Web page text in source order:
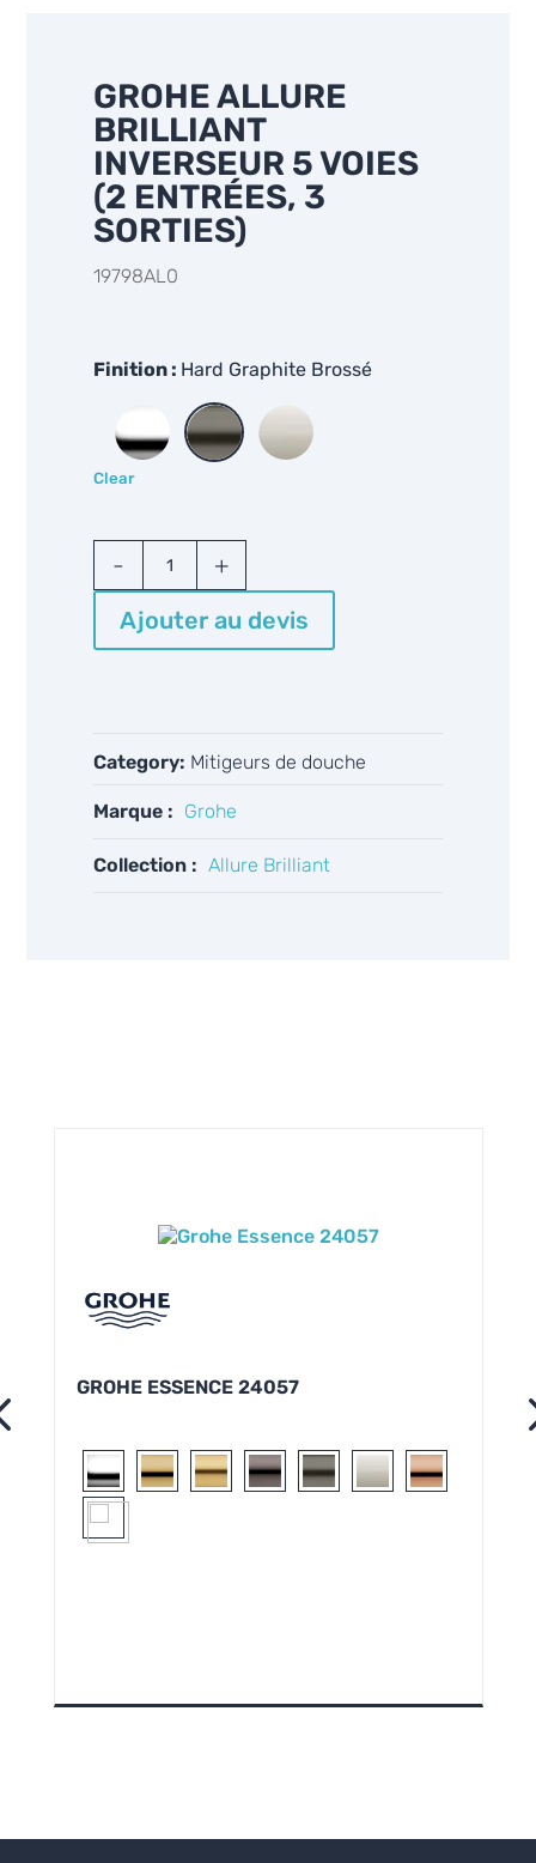
GROHE ALLURE
BRILLIANT
INVERSEUR 5 VOIES
(2 ENTRÉES, 3
SORTIES)
19798AL0
Finition Hard Graphite Brossé
Clear
Grohe
Brilliant
Ajouter au devis
Category: Mitigeurs de douche
Marque : Grohe
Collection : Allure Brilliant
GROHE ESSENCE 24057